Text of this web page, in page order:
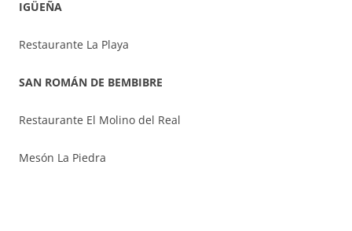
IGÜEÑA
Restaurante La Playa
SAN ROMÁN DE BEMBIBRE
Restaurante El Molino del Real
Mesón La Piedra